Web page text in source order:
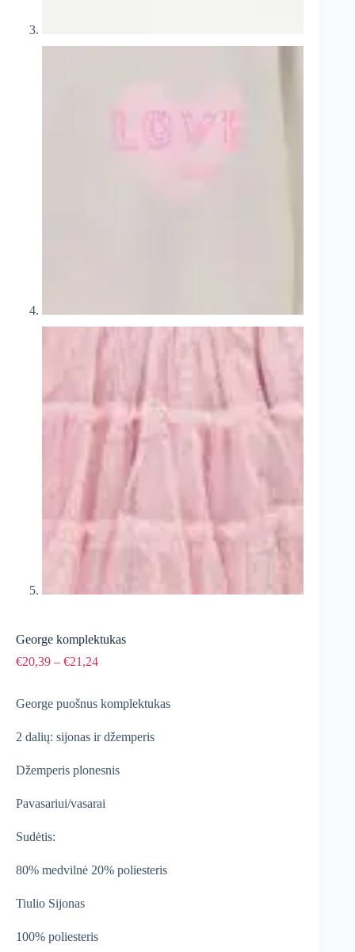
George komplektukas
€20,39 – €21,24Price
through
George puošnus komplektukas
2 dalių: sijonas ir džemperis
Džemperis plonesnis
Pavasariui/vasarai
Sudėtis:
80% medvilnė 20% poliesteris
Tiulio Sijonas
100% poliesteris